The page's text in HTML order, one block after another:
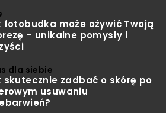
fotobudka może ożywić Twoją
– unikalne pomysły i
dla siebie
skutecznie zadbać o skórę po
usuwaniu